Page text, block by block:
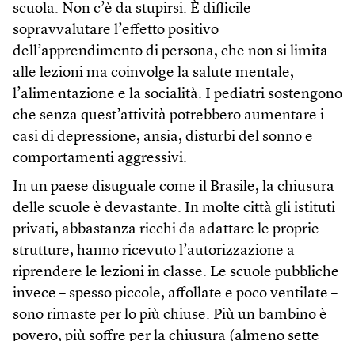
scuola. Non c’è da stupirsi. È difficile
sopravvalutare l’effetto positivo
dell’apprendimento di persona, che non si limita
alle lezioni ma coinvolge la salute mentale,
l’alimentazione e la socialità. I pediatri sostengono
che senza quest’attività potrebbero aumentare i
casi di depressione, ansia, disturbi del sonno e
comportamenti aggressivi.
In un paese disuguale come il Brasile, la chiusura
delle scuole è devastante. In molte città gli istituti
privati, abbastanza ricchi da adattare le proprie
strutture, hanno ricevuto l’autorizzazione a
riprendere le lezioni in classe. Le scuole pubbliche
invece – spesso piccole, affollate e poco ventilate –
sono rimaste per lo più chiuse. Più un bambino è
povero, più soffre per la chiusura (almeno sette